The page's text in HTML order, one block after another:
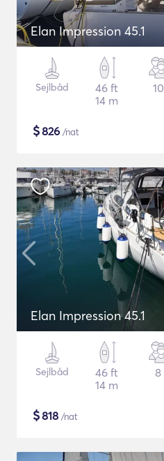
Elan Impression 45.1
Sejlbåd
46 ft
14 m
10
$826 /nat
Elan Impression 45.1
Sejlbåd
46 ft
14 m
8
$818 /nat